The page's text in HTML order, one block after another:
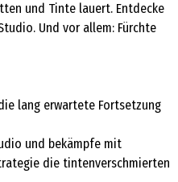
und Tinte lauert. Entdecke
Und vor allem: Fürchte
lang erwartete Fortsetzung
und bekämpfe mit
die tintenverschmierten